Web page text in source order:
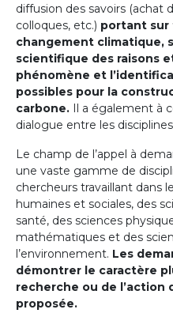
diffusion des savoirs (achat
colloques, etc.) portant sur
changement climatique,
scientifique des raisons
phénomène et
possibles pour la
carbone. Il a également à
dialogue entre les
Le champ de l’appel à
une vaste gamme de
chercheurs travaillant dans
humaines et sociales, des
santé, des sciences
mathématiques et des
l’environnement. Les
démontrer le caractère
recherche ou de l’action
proposée.